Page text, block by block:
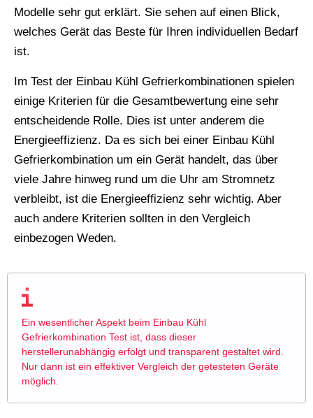
Modelle sehr gut erklärt. Sie sehen auf einen Blick,
welches Gerät das Beste für Ihren individuellen Bedarf
ist.
Im Test der Einbau Kühl Gefrierkombinationen spielen
einige Kriterien für die Gesamtbewertung eine sehr
entscheidende Rolle. Dies ist unter anderem die
Energieeffizienz. Da es sich bei einer Einbau Kühl
Gefrierkombination um ein Gerät handelt, das über
viele Jahre hinweg rund um die Uhr am Stromnetz
verbleibt, ist die Energieeffizienz sehr wichtig. Aber
auch andere Kriterien sollten in den Vergleich
einbezogen Weden.
Ein wesentlicher Aspekt beim Einbau Kühl
Gefrierkombination Test ist, dass dieser
herstellerunabhängig erfolgt und transparent gestaltet wird.
Nur dann ist ein effektiver Vergleich der getesteten Geräte
möglich.